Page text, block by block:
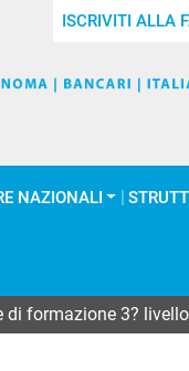
ISCRIVITI ALLA
NAZIONALI
di formazione 3? livello